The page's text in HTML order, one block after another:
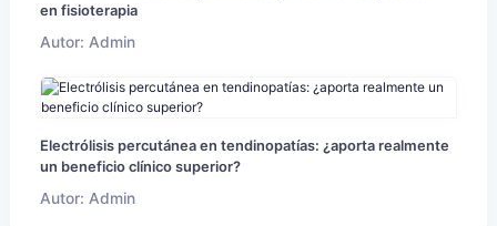
en fisioterapia
Autor: Admin
Electrólisis percutánea en tendinopatías: ¿aporta realmente
un beneficio clínico superior?
Autor: Admin